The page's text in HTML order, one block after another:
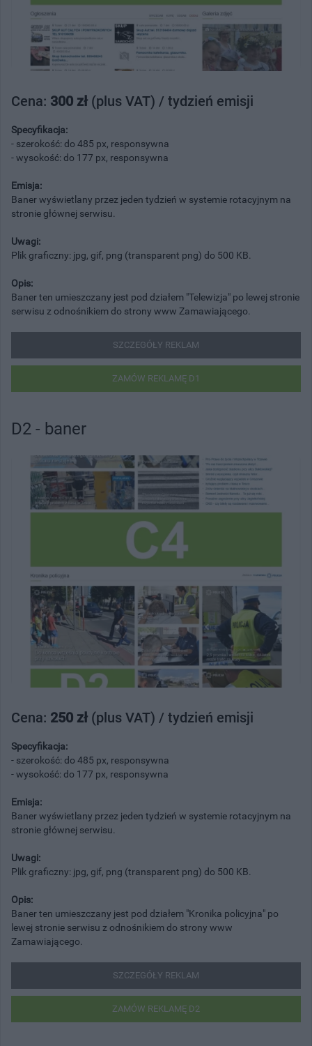
Cena: 300 zł (plus VAT) / tydzień emisji
Specyfikacja:
- szerokość: do 485 px, responsywna
- wysokość: do 177 px, responsywna
Emisja:
Baner wyświetlany przez jeden tydzień w systemie rotacyjnym na
stronie głównej serwisu.
Uwagi:
Plik graficzny: jpg, gif, png (transparent png) do 500 KB.
Opis:
Baner ten umieszczany jest pod działem "Telewizja" po lewej stronie
serwisu z odnośnikiem do strony www Zamawiającego.
SZCZEGÓŁY REKLAM
ZAMÓW REKLAMĘ D1
D2 - baner
Cena: 250 zł (plus VAT) / tydzień emisji
Specyfikacja:
- szerokość: do 485 px, responsywna
- wysokość: do 177 px, responsywna
Emisja:
Baner wyświetlany przez jeden tydzień w systemie rotacyjnym na
stronie głównej serwisu.
Uwagi:
Plik graficzny: jpg, gif, png (transparent png) do 500 KB.
Opis:
Baner ten umieszczany jest pod działem "Kronika policyjna" po
lewej stronie serwisu z odnośnikiem do strony www
Zamawiającego.
SZCZEGÓŁY REKLAM
ZAMÓW REKLAMĘ D2